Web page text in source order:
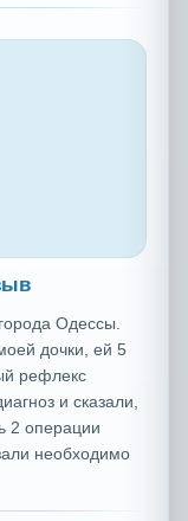
Одессы.
дочки, ей 5
рефлекс
и сказали,
2 операции
необходимо